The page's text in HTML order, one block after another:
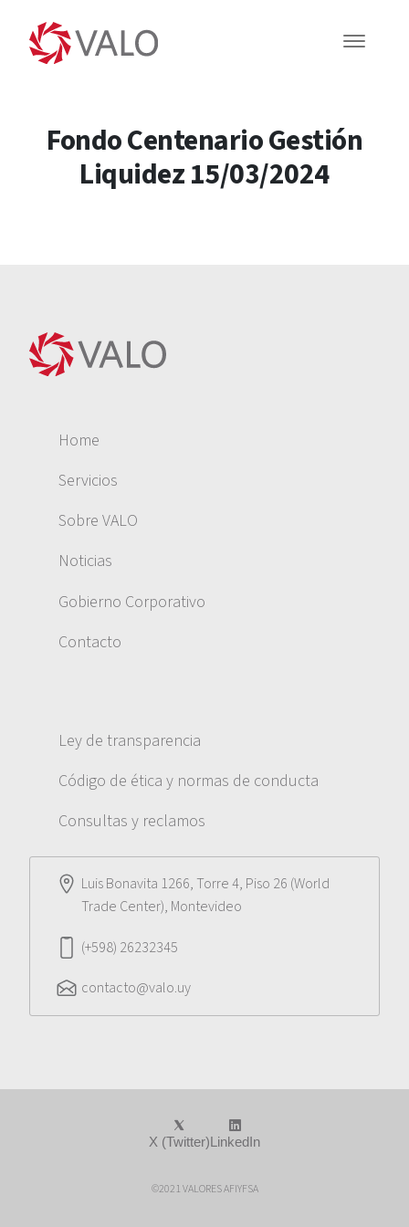
Fondo Centenario Gestión
Liquidez 15/03/2024
Home
Servicios
Sobre VALO
Noticias
Gobierno Corporativo
Contacto
Ley de transparencia
Código de ética y normas de conducta
Consultas y reclamos
Luis Bonavita 1266, Torre 4, Piso 26 (World
Trade Center), Montevideo
(+598) 26232345
contacto@valo.uy
©2021 VALORES AFIYFSA
X (Twitter)LinkedIn